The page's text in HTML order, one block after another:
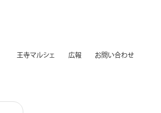
王寺マルシェ 広報 お問い合わせ